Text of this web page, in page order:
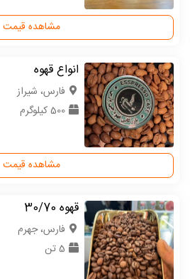
مشاهده قیمت
انواع قهوه
فارس، شیراز
500 کیلوگرم
مشاهده قیمت
قهوه 30/70
فارس، جهرم
5 تن